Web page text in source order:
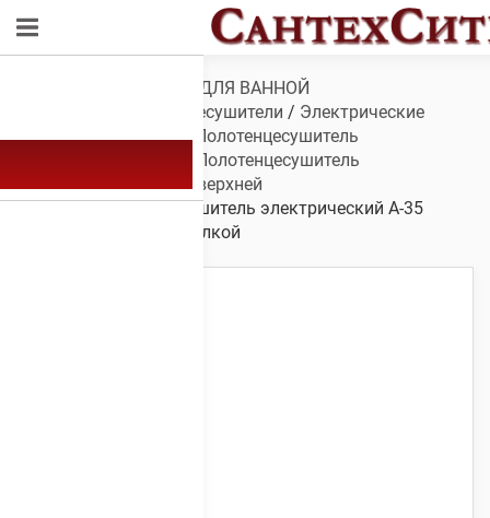
САНТЕХНИКА ДЛЯ ВАННОЙ
Полотенцесушители / Электрические
полотенцесушители/ Полотенцесушитель
Полотенцесушитель
электрический А-35 с верхней
полкой/ Полотенцесушитель электрический А-35
1000х600 с верхней полкой